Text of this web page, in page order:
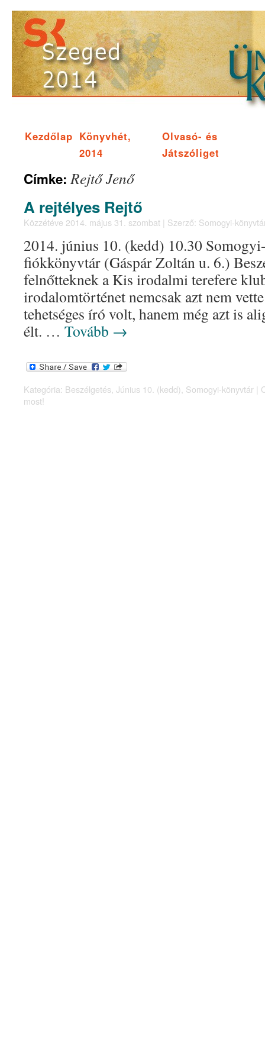
Kezdőlap Könyvhét,
2014
Olvasó- és
Játszóliget
Címke:Rejtő Jenő
A rejtélyes Rejtő
Közzétéve 2014. május 31. szombat | Szerző: Somogyi-
2014. június 10. (kedd) 10.30
fiókkönyvtár (Gáspár Zoltán u. 6.)
felnőtteknek a Kis irodalmi terefere
irodalomtörténet nemcsak azt nem
tehetséges író volt, hanem még azt is
élt. … Tovább →
Kategória: Beszélgetés, Június 10. (kedd), Somogyi-könyvtár |
most!